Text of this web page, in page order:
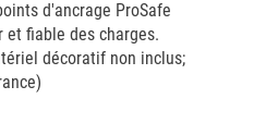
d'ancrage ProSafe
fiable des charges.
décoratif non inclus;